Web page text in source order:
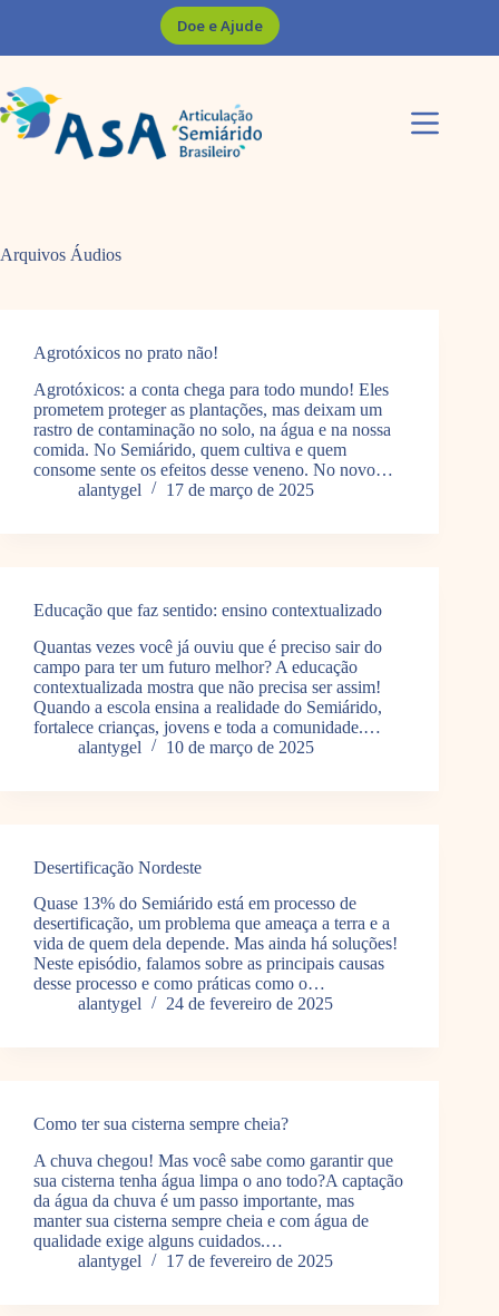
Doe e Ajude
Arquivos Áudios
Agrotóxicos no prato não!
Agrotóxicos: a conta chega para todo mundo! Eles
prometem proteger as plantações, mas deixam um
rastro de contaminação no solo, na água e na nossa
comida. No Semiárido, quem cultiva e quem
consome sente os efeitos desse veneno. No novo…
alantygel
17 de março de 2025
Educação que faz sentido: ensino contextualizado
Quantas vezes você já ouviu que é preciso sair do
campo para ter um futuro melhor? A educação
contextualizada mostra que não precisa ser assim!
Quando a escola ensina a realidade do Semiárido,
fortalece crianças, jovens e toda a comunidade.…
alantygel
10 de março de 2025
Desertificação Nordeste
Quase 13% do Semiárido está em processo de
desertificação, um problema que ameaça a terra e a
vida de quem dela depende. Mas ainda há soluções!
Neste episódio, falamos sobre as principais causas
desse processo e como práticas como o…
alantygel
24 de fevereiro de 2025
Como ter sua cisterna sempre cheia?
A chuva chegou! Mas você sabe como garantir que
sua cisterna tenha água limpa o ano todo?A captação
da água da chuva é um passo importante, mas
manter sua cisterna sempre cheia e com água de
qualidade exige alguns cuidados.…
alantygel
17 de fevereiro de 2025